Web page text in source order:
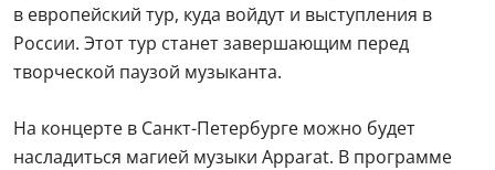
в европейский тур, куда войдут и выступления в
России. Этот тур станет завершающим перед
творческой паузой музыканта.
На концерте в Санкт-Петербурге можно будет
насладиться магией музыки Apparat. В программе